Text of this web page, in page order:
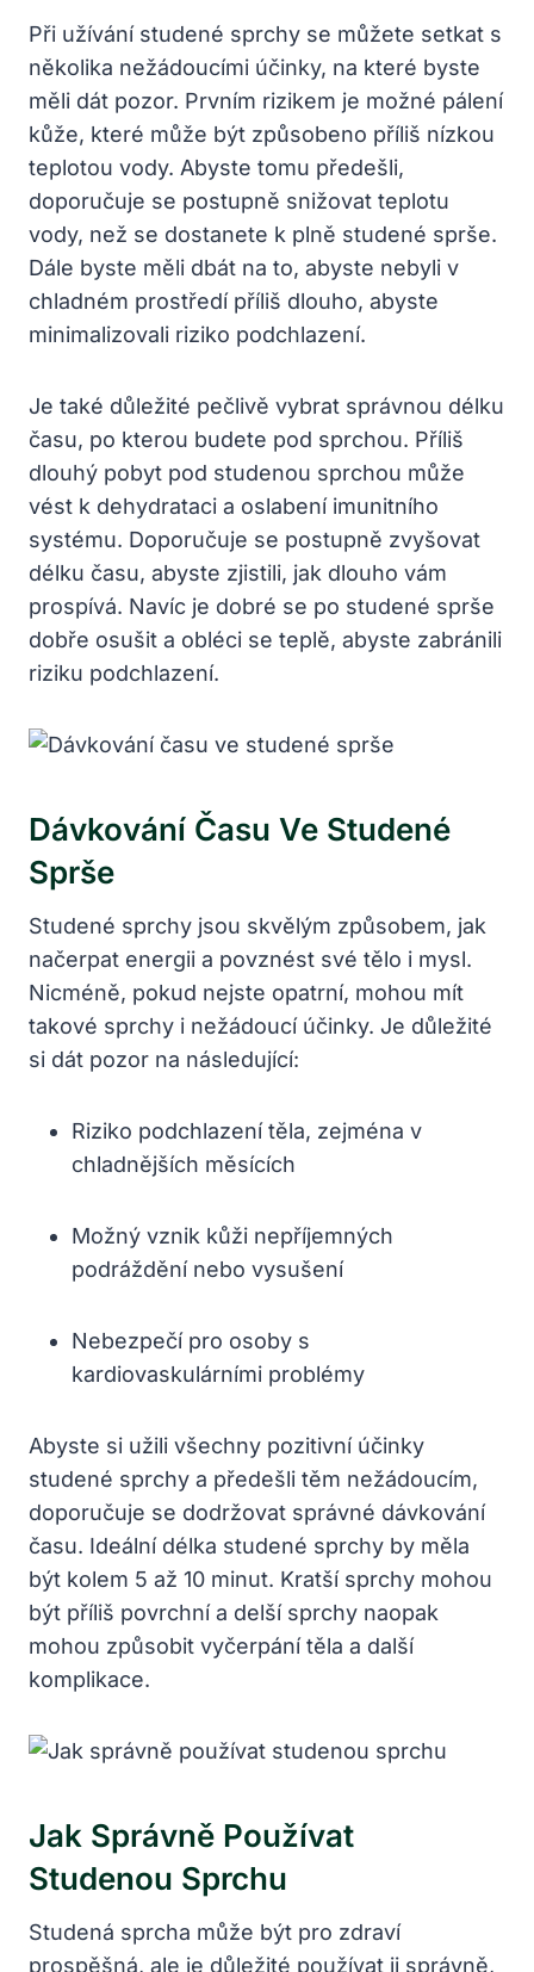
Při užívání studené sprchy se můžete setkat s
několika nežádoucími účinky, na které byste
měli dát pozor. Prvním rizikem je možné pálení
kůže, které může být způsobeno příliš nízkou
teplotou vody. Abyste tomu předešli,
doporučuje se postupně snižovat teplotu
vody, než se dostanete k plně studené sprše.
Dále byste měli dbát na to, abyste nebyli v
chladném prostředí příliš dlouho, abyste
minimalizovali riziko podchlazení.
Je také důležité pečlivě vybrat správnou délku
času, po kterou budete pod sprchou. Příliš
dlouhý pobyt pod studenou sprchou může
vést k dehydrataci a oslabení imunitního
systému. Doporučuje se postupně zvyšovat
délku času, abyste zjistili, jak dlouho vám
prospívá. Navíc je dobré se po studené sprše
dobře osušit a obléci se teplě, abyste zabránili
riziku podchlazení.
Dávkování Času Ve Studené
Sprše
Studené sprchy jsou skvělým způsobem, jak
načerpat energii a povznést své tělo i mysl.
Nicméně, pokud nejste opatrní, mohou mít
takové sprchy i nežádoucí účinky. Je důležité
si dát pozor na následující:
Riziko podchlazení těla, zejména v
chladnějších měsících
Možný vznik kůži nepříjemných
podráždění nebo vysušení
Nebezpečí pro osoby s
kardiovaskulárními problémy
Abyste si užili všechny pozitivní účinky
studené sprchy a předešli těm nežádoucím,
doporučuje se dodržovat správné dávkování
času. Ideální délka studené sprchy by měla
být kolem 5 až 10 minut. Kratší sprchy mohou
být příliš povrchní a delší sprchy naopak
mohou způsobit vyčerpání těla a další
komplikace.
Jak Správně Používat
Studenou Sprchu
Studená sprcha může být pro zdraví
prospěšná, ale je důležité používat ji správně,